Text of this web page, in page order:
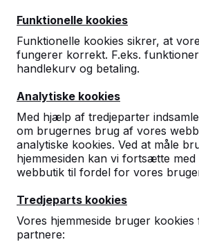
Funktionelle kookies
Funktionelle kookies sikrer, at
fungerer korrekt. F.eks.
handlekurv og betaling.
Analytiske kookies
Med hjælp af tredjeparter
om brugernes brug af vores
analytiske kookies. Ved at måle
hjemmesiden kan vi fortsætte
webbutik til fordel for vores
Tredjeparts kookies
Vores hjemmeside bruger
partnere:
Luksus Multi
bord (1-3-4)